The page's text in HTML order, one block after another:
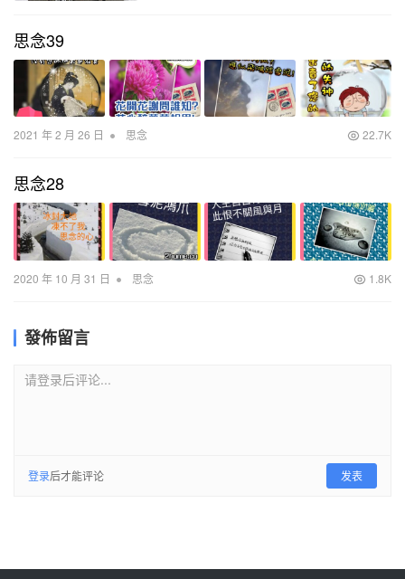
思念39
2021 年 2 月 26 日 • 思念 22.7K
思念28
2020 年 10 月 31 日 • 思念 1.8K
發佈留言
请登录后评论...
登录后才能评论 发表